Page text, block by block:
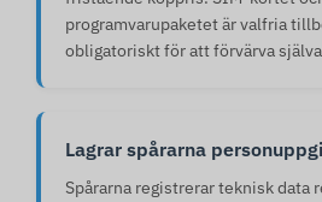
programvarupaketet är valfria
obligatoriskt för att förvärva
Lagrar spårarna
Spårarna registrerar teknisk data